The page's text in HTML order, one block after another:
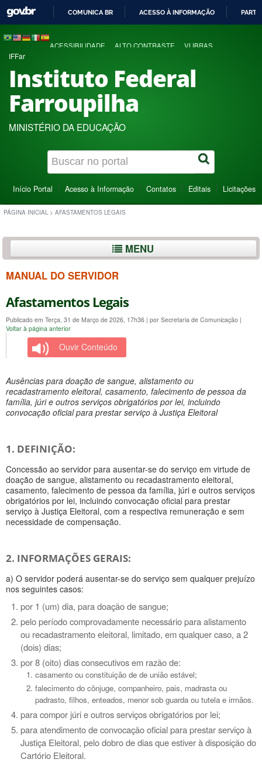
COMUNICA BR ACESSO À INFORMAÇÃO
ACESSIBILIDADE ALTO CONTRASTE VLIBRAS
IFFar
Instituto Federal
Farroupilha
MINISTÉRIO DA EDUCAÇÃO
Início Portal Acesso à Informação Contatos Editais Licitações
PÁGINA INICIAL > AFASTAMENTOS LEGAIS
MENU
MANUAL DO SERVIDOR
Afastamentos Legais
Publicado em Terça, 31 de Março de 2026, 17h36 | por Secretaria de Comunicação |
Voltar à página anterior
Ouvir Conteúdo
Ausências para doação de sangue, alistamento ou
recadastramento eleitoral, casamento, falecimento de pessoa da
família, júri e outros serviços obrigatórios por lei, incluindo
convocação oficial para prestar serviço à Justiça Eleitoral
1. DEFINIÇÃO:
Concessão ao servidor para ausentar-se do serviço em virtude de
doação de sangue, alistamento ou recadastramento eleitoral,
casamento, falecimento de pessoa da família, júri e outros serviços
obrigatórios por lei, incluindo convocação oficial para prestar
serviço à Justiça Eleitoral, com a respectiva remuneração e sem
necessidade de compensação.
2. INFORMAÇÕES GERAIS:
a) O servidor poderá ausentar-se do serviço sem qualquer prejuízo
nos seguintes casos:
por 1 (um) dia, para doação de sangue;
pelo período comprovadamente necessário para alistamento
ou recadastramento eleitoral, limitado, em qualquer caso, a 2
(dois) dias;
por 8 (oito) dias consecutivos em razão de:
casamento ou constituição de de união estável;
falecimento do cônjuge, companheiro, pais, madrasta ou
padrasto, filhos, enteados, menor sob guarda ou tutela e irmãos.
para compor júri e outros serviços obrigatórios por lei;
para atendimento de convocação oficial para prestar serviço à
Justiça Eleitoral, pelo dobro de dias que estiver à disposição do
Cartório Eleitoral.